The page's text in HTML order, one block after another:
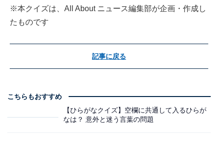
※本クイズは、All About ニュース編集部が企画・作成し
たものです
記事に戻る
こちらもおすすめ
【ひらがなクイズ】空欄に共通して入るひらが
なは？ 意外と迷う言葉の問題